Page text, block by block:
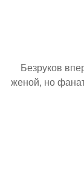
Безруков
женой, но